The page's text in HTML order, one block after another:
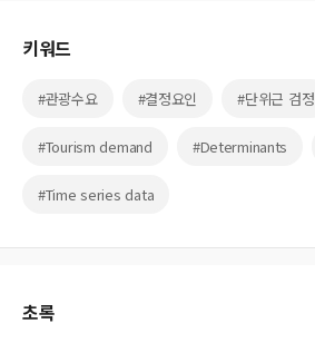
키워드
#관광수요 #결정요인 #단위근 검정
#Tourism demand #Determinants
#Time series data
초록